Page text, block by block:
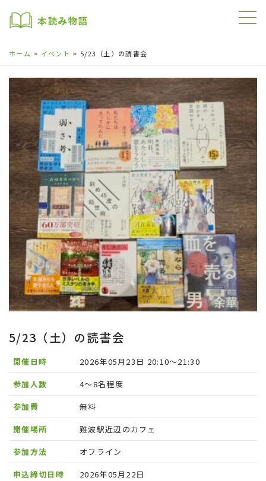
ホーム イベント 5/23（土）の読書会
5/23（土）の読書会
開催日時
2026年05月23日 20:10〜21:30
参加人数
4〜8名程度
参加費
無料
開催場所
難波駅近辺のカフェ
参加方法
オフライン
申込締切日時
2026年05月22日